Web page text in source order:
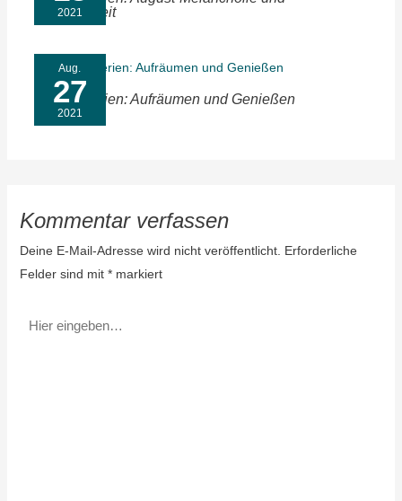
2021
Langsamkeit
Aug.
27
2021
Sommerferien: Aufräumen und Genießen
Kommentar verfassen
Deine E-Mail-Adresse wird nicht veröffentlicht. Erforderliche
Felder sind mit *markiert